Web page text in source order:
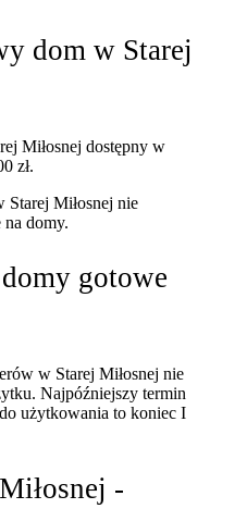
dom w Starej
Miłosnej dostępny w
zł.
Miłosnej nie
domy.
gotowe
w Starej Miłosnej nie
Najpóźniejszy termin
użytkowania to koniec I
-